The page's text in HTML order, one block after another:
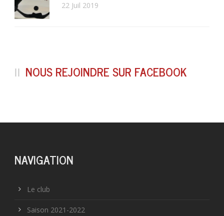
22 Juil 2019
NOUS REJOINDRE SUR FACEBOOK
NAVIGATION
Le club
Saison 2021-2022